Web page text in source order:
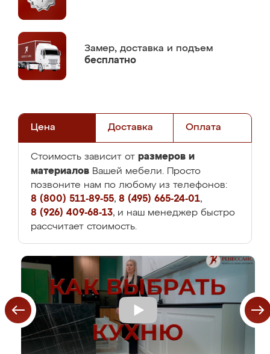
Замер, доставка и подъем
бесплатно
Цена Доставка Оплата
Стоимость зависит от размеров и
материалов Вашей мебели. Просто
позвоните нам по любому из телефонов:
8 (800) 511-89-55, 8 (495) 665-24-01,
8 (926) 409-68-13, и наш менеджер быстро
рассчитает стоимость.